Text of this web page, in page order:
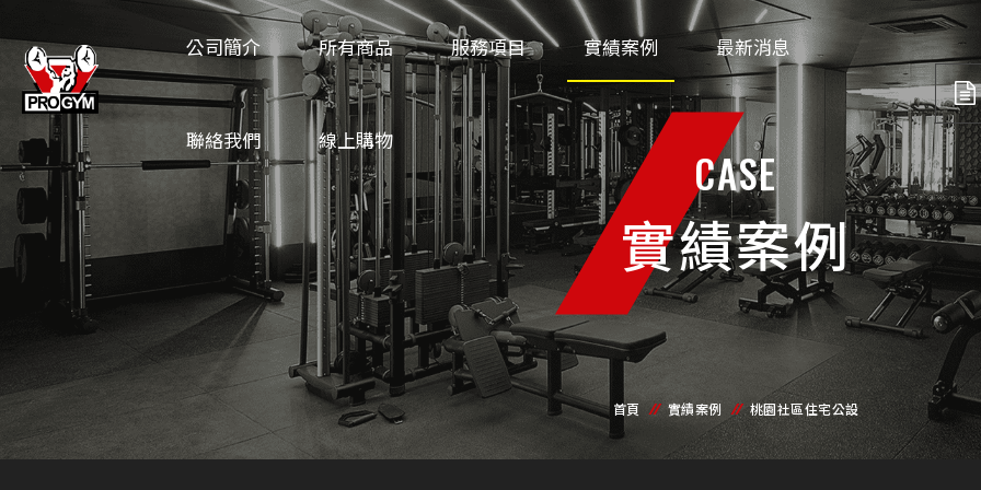
公司簡介 所有商品 服務項目 實績案例 最新消息
聯絡我們 線上購物
CASE
實績案例
首頁 實績案例 桃園社區住宅公設